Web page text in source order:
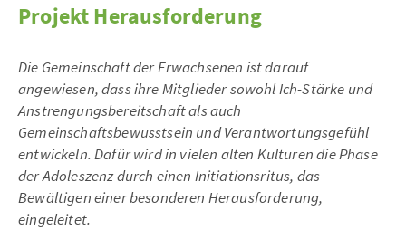
Projekt Herausforderung
Die Gemeinschaft der Erwachsenen ist darauf
angewiesen, dass ihre Mitglieder sowohl Ich-Stärke und
Anstrengungsbereitschaft als auch
Gemeinschaftsbewusstsein und Verantwortungsgefühl
entwickeln. Dafür wird in vielen alten Kulturen die Phase
der Adoleszenz durch einen Initiationsritus, das
Bewältigen einer besonderen Herausforderung,
eingeleitet.